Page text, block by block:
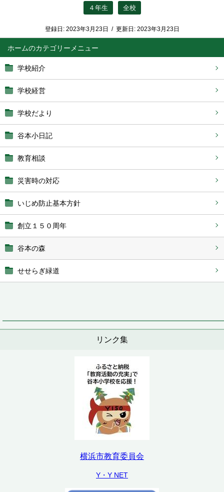
ホーム
学校紹介
学校経営
学校だより
谷本小日記
教育相談
災害時の対応
いじめ防止基本方針
創立１５０周年
谷本の森
せせらぎ緑道
リンク集
横浜市教育委員会
Y・Y NET
４年生
全校
登録日: 2023年3月23日 / 更新日: 2023年3月23日